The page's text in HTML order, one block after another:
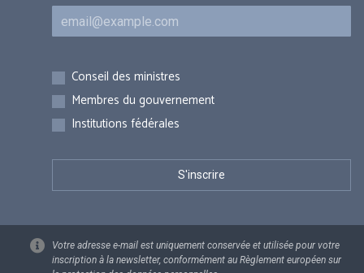
Courriel
Inscriptions
Conseil des ministres
Membres du gouvernement
Institutions fédérales
Votre adresse e-mail est uniquement conservée et utilisée pour votre
inscription à la newsletter, conformément au Règlement européen sur